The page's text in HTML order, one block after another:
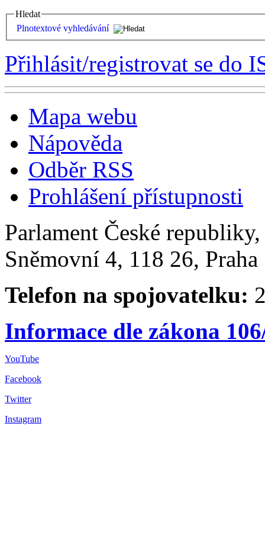
Hledat
Plnotextové vyhledávání
Přihlásit/registrovat se do
Mapa webu
Nápověda
Odběr RSS
Prohlášení přístupnosti
Parlament České
Sněmovní 4, 118 26,
Telefon na spojovatelku:
Informace dle zákona
YouTube
Facebook
Twitter
Instagram